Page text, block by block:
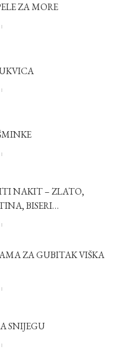
ZA MORE
NAKIT – ZLATO,
BISERI…
ZA GUBITAK VIŠKA
SNIJEGU